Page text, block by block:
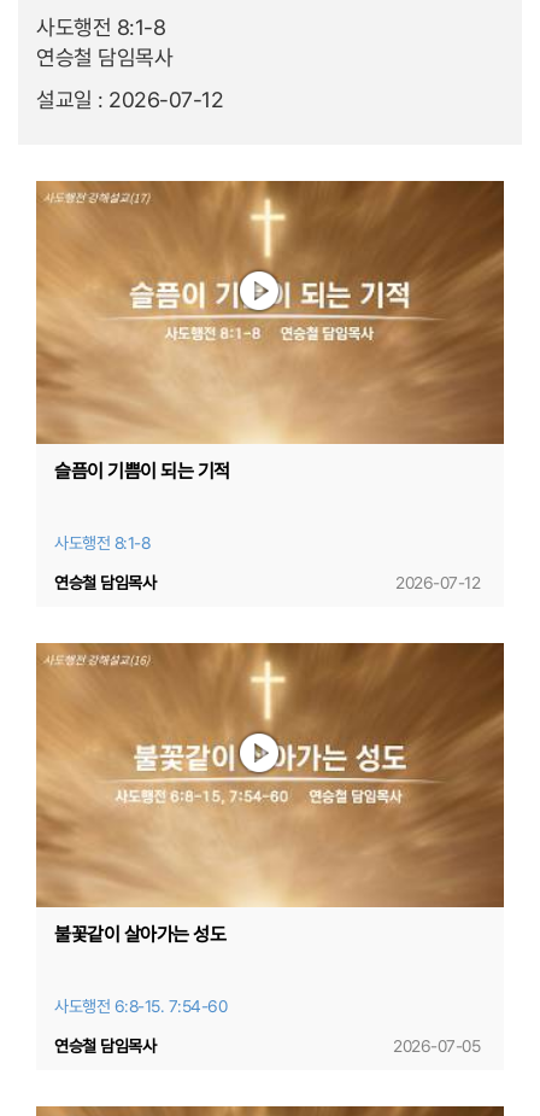
사도행전 8:1-8
연승철 담임목사
설교일 : 2026-07-12
슬픔이 기쁨이 되는 기적
사도행전 8:1-8
2026-07-12
연승철 담임목사
불꽃같이 살아가는 성도
사도행전 6:8-15. 7:54-60
2026-07-05
연승철 담임목사